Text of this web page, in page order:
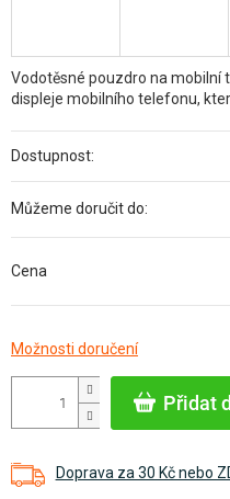
Přidat
Vodotěsné pouzdro na mobilní
displeje mobilního telefonu,
Doprava za 30 Kč nebo
Dostupnost:
Můžeme doručit do:
Cena
Možnosti doručení